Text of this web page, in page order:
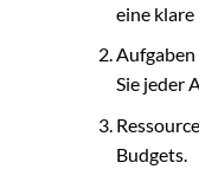
eine
Aufgaben
Sie jeder
Budgets.